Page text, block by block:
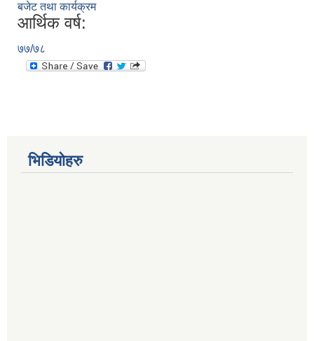
बजेट तथा कार्यक्रम
आर्थिक वर्ष:
७७/७८
भिडियोहरु